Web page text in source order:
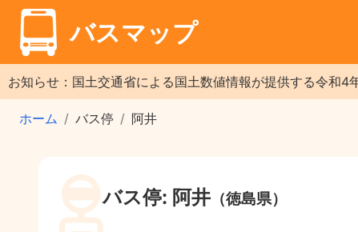
バスマップ
お知らせ：国土交通省による国土数値情報が提供する令和4
ホーム バス停 阿井
バス停: 阿井 （徳島県）